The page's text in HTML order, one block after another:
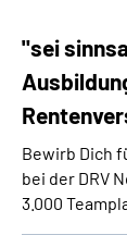
"sei
Bewirb Dich
bei der DRV
3.000